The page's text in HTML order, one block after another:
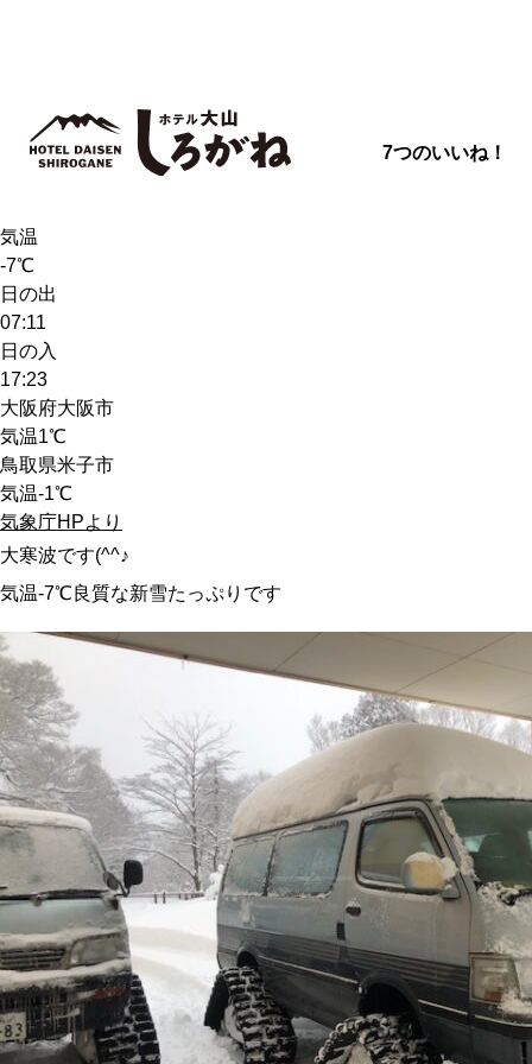
7つのいいね！
気温
-7℃
日の出
07:11
日の入
17:23
大阪府大阪市
気温1℃
鳥取県米子市
気温-1℃
気象庁HPより
大寒波です(^^♪
気温-7℃良質な新雪たっぷりです